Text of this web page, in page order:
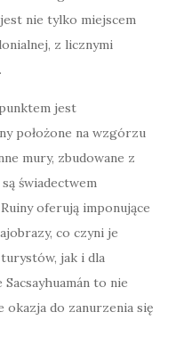
nie tylko miejscem
z licznymi
jest
położone na wzgórzu
mury, zbudowane z
świadectwem
oferują imponujące
co czyni je
jak i dla
to nie
do zanurzenia się